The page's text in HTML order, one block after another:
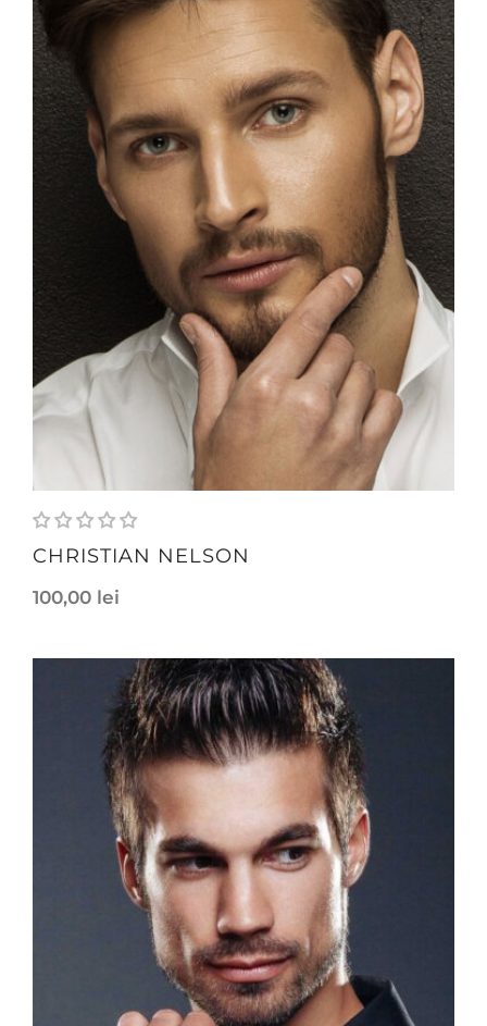
hips74 cm
CHRISTIAN NELSON
100,00 lei
height188 cm
weight82 kg
bust118 cm
weist72 cm
hips75 cm